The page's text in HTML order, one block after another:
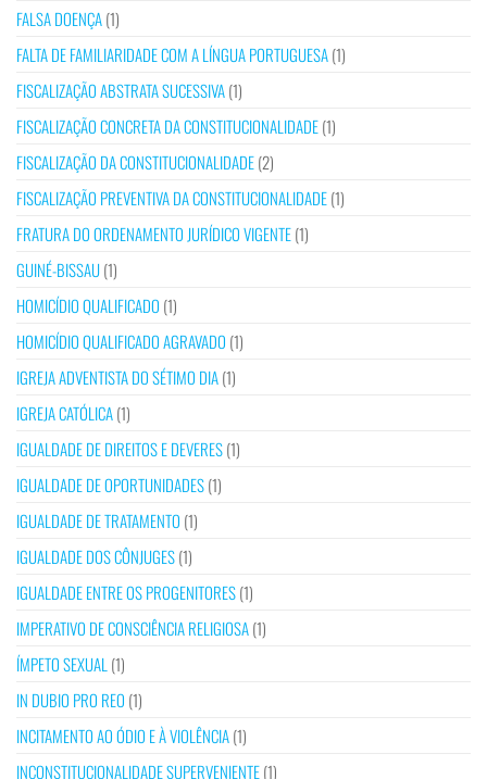
FALSA DOENÇA(1)
FALTA DE FAMILIARIDADE COM A LÍNGUA PORTUGUESA(1)
FISCALIZAÇÃO ABSTRATA SUCESSIVA(1)
FISCALIZAÇÃO CONCRETA DA CONSTITUCIONALIDADE(1)
FISCALIZAÇÃO DA CONSTITUCIONALIDADE(2)
FISCALIZAÇÃO PREVENTIVA DA CONSTITUCIONALIDADE(1)
FRATURA DO ORDENAMENTO JURÍDICO VIGENTE(1)
GUINÉ-BISSAU(1)
HOMICÍDIO QUALIFICADO (1)
HOMICÍDIO QUALIFICADO AGRAVADO (1)
IGREJA ADVENTISTA DO SÉTIMO DIA(1)
IGREJA CATÓLICA(1)
IGUALDADE DE DIREITOS E DEVERES(1)
IGUALDADE DE OPORTUNIDADES(1)
IGUALDADE DE TRATAMENTO (1)
IGUALDADE DOS CÔNJUGES(1)
IGUALDADE ENTRE OS PROGENITORES(1)
IMPERATIVO DE CONSCIÊNCIA RELIGIOSA(1)
ÍMPETO SEXUAL (1)
IN DUBIO PRO REO (1)
INCITAMENTO AO ÓDIO E À VIOLÊNCIA(1)
INCONSTITUCIONALIDADE SUPERVENIENTE(1)